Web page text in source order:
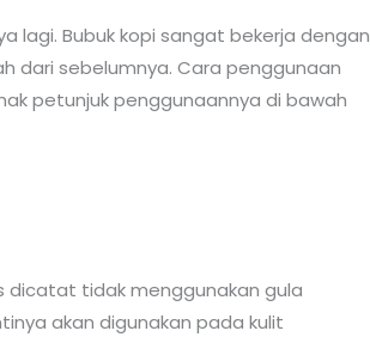
lagi. Bubuk kopi sangat bekerja dengan
dari sebelumnya. Cara penggunaan
petunjuk penggunaannya di bawah
dicatat tidak menggunakan gula
akan digunakan pada kulit